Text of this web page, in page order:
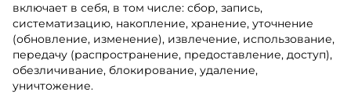
включает в себя, в том числе: сбор, запись,
систематизацию, накопление, хранение, уточнение
(обновление, изменение), извлечение, использование,
передачу (распространение, предоставление, доступ),
обезличивание, блокирование, удаление,
уничтожение.